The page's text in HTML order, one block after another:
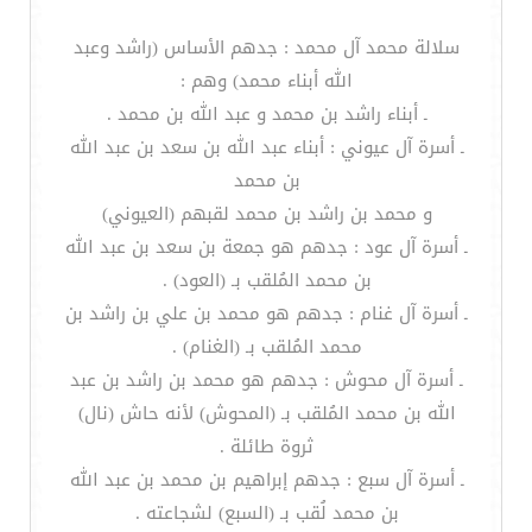
سلالة محمد آل محمد : جدهم الأساس (راشد وعبد
الله أبناء محمد) وهم :
ـ أبناء راشد بن محمد و عبد الله بن محمد .
ـ أسرة آل عيوني : أبناء عبد الله بن سعد بن عبد الله
بن محمد
و محمد بن راشد بن محمد لقبهم (العيوني)
ـ أسرة آل عود : جدهم هو جمعة بن سعد بن عبد الله
بن محمد المُلقب بـ (العود) .
ـ أسرة آل غنام : جدهم هو محمد بن علي بن راشد بن
محمد المُلقب بـ (الغنام) .
ـ أسرة آل محوش : جدهم هو محمد بن راشد بن عبد
الله بن محمد المُلقب بـ (المحوش) لأنه حاش (نال)
ثروة طائلة .
ـ أسرة آل سبع : جدهم إبراهيم بن محمد بن عبد الله
بن محمد لُقب بـ (السبع) لشجاعته .